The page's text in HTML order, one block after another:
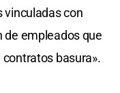
vinculadas con
de empleados que
basura».